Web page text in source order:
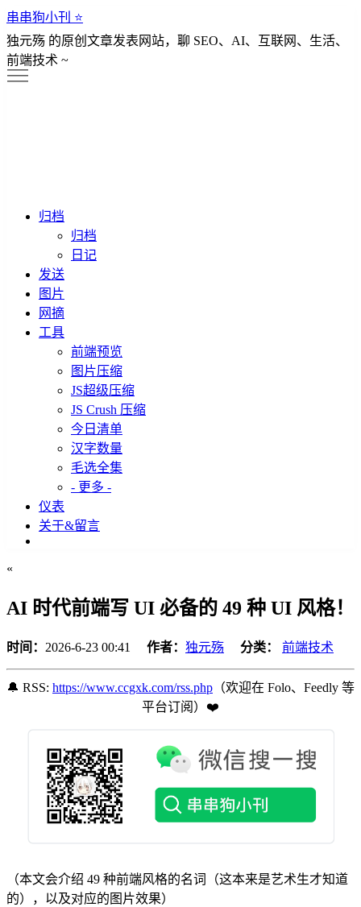
串串狗小刊 ⭐️
独元殇 的原创文章发表网站，聊 SEO、AI、互联网、生活、
前端技术 ~
归档
归档
日记
发送
图片
网摘
工具
前端预览
图片压缩
JS超级压缩
JS Crush 压缩
今日清单
汉字数量
毛选全集
- 更多 -
仪表
关于&留言
«
AI 时代前端写 UI 必备的 49 种 UI 风格！
时间： 2026-6-23 00:41 作者： 独元殇 分类： 前端技术
🔔 RSS: https://www.ccgxk.com/rss.php （欢迎在 Folo、Feedly 等
平台订阅️）❤️
（本文会介绍 49 种前端风格的名词（这本来是艺术生才知道
的），以及对应的图片效果）